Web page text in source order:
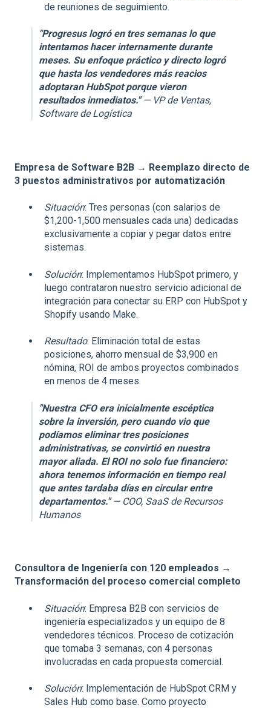
de reuniones de seguimiento.
"Progresus logró en tres semanas lo que
intentamos hacer internamente durante
meses. Su enfoque práctico y directo logró
que hasta los vendedores más reacios
adoptaran HubSpot porque vieron
resultados inmediatos." — VP de Ventas,
Software de Logística
Empresa de Software B2B → Reemplazo directo de
3 puestos administrativos por automatización
Situación: Tres personas (con salarios de
$1,200-1,500 mensuales cada una) dedicadas
exclusivamente a copiar y pegar datos entre
sistemas.
Solución: Implementamos HubSpot primero, y
luego contrataron nuestro servicio adicional de
integración para conectar su ERP con HubSpot y
Shopify usando Make.
Resultado: Eliminación total de estas
posiciones, ahorro mensual de $3,900 en
nómina, ROI de ambos proyectos combinados
en menos de 4 meses.
"Nuestra CFO era inicialmente escéptica
sobre la inversión, pero cuando vio que
podíamos eliminar tres posiciones
administrativas, se convirtió en nuestra
mayor aliada. El ROI no solo fue financiero:
ahora tenemos información en tiempo real
que antes tardaba días en circular entre
departamentos." — COO, SaaS de Recursos
Humanos
Consultora de Ingeniería con 120 empleados →
Transformación del proceso comercial completo
Situación: Empresa B2B con servicios de
ingeniería especializados y un equipo de 8
vendedores técnicos. Proceso de cotización
que tomaba 3 semanas, con 4 personas
involucradas en cada propuesta comercial.
Solución: Implementación de HubSpot CRM y
Sales Hub como base. Como proyecto